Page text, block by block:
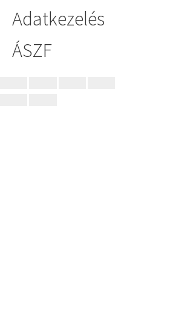
Adatkezelés
ÁSZF